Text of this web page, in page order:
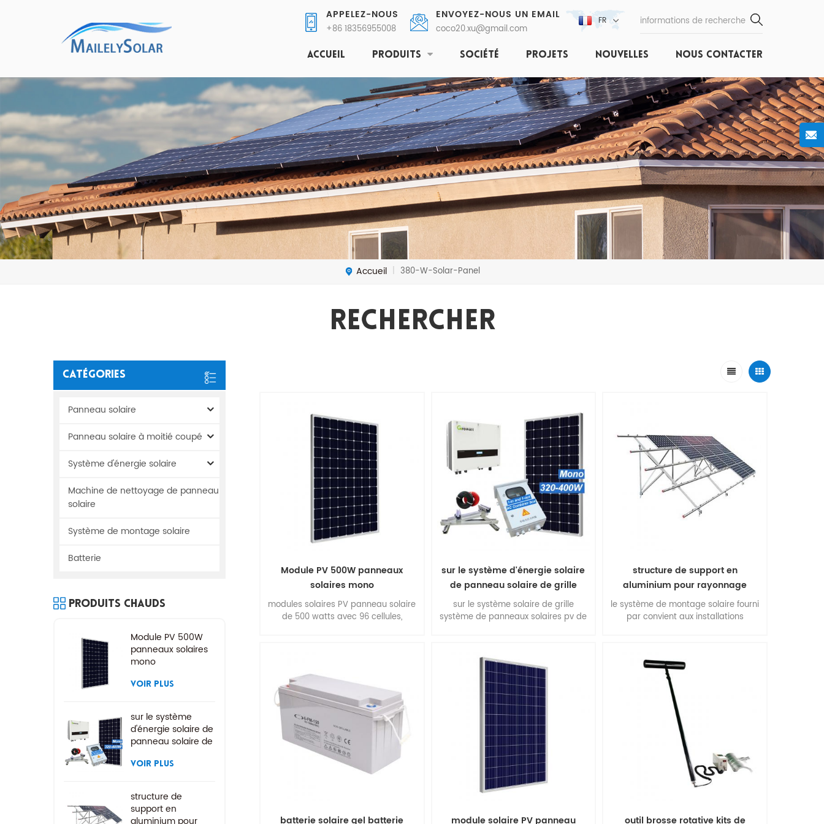
FR
APPELEZ-NOUS
+86 18356955008
ENVOYEZ-NOUS UN EMAIL
coco20.xu@gmail.com
ACCUEIL PRODUITS SOCIÉTÉ PROJETS NOUVELLES NOUS CONTACTER
Accueil | 380-W-Solar-Panel
Rechercher
Catégories
Panneau solaire
Panneau solaire à moitié coupé
Système d'énergie solaire
Machine de nettoyage de panneau
solaire
Système de montage solaire
Batterie
Produits Chauds
Module PV 500W
panneaux solaires
mono
VOIR PLUS
sur le système
d'énergie solaire de
panneau solaire de
VOIR PLUS
structure de
support en
Module PV 500W panneaux
solaires mono
modules solaires PV panneau solaire
de 500 watts avec 96 cellules,
sur le système d'énergie solaire
de panneau solaire de grille
sur le système solaire de grille
système de panneaux solaires pv de
structure de support en
aluminium pour rayonnage
solaire à montage au sol
le système de montage solaire fourni
par convient aux installations
construction, stabilité et précision,
performances environnementales
extraordinaires, qualité supérieure.
batterie solaire gel batterie
module solaire PV panneau
outil brosse rotative kits de